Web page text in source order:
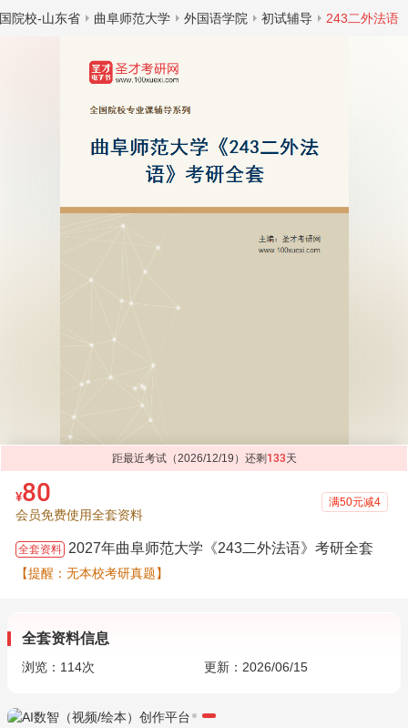
院校-山东省 曲阜师范大学 外国语学院 初试辅导 243二外法语
距最近考试（2026/12/19）还剩 133天
¥80
会员免费使用全套资料
满50元减4
全套资料 2027年曲阜师范大学《243二外法语》考研全套
【提醒：无本校考研真题】
全套资料信息
浏览： 114次 更新：2026/06/15